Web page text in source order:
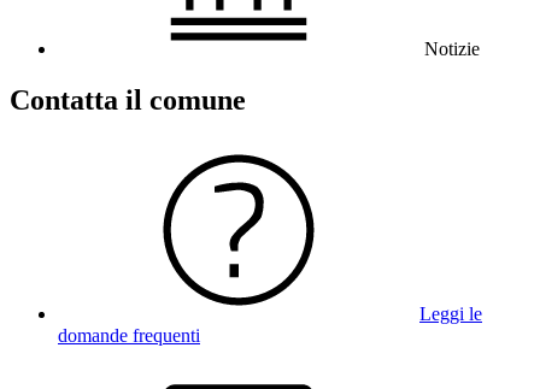
Notizie
Contatta il comune
Leggi le
domande frequenti